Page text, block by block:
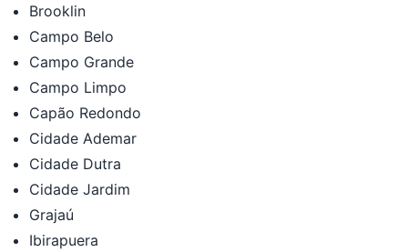
Brooklin
Campo Belo
Campo Grande
Campo Limpo
Capão Redondo
Cidade Ademar
Cidade Dutra
Cidade Jardim
Grajaú
Ibirapuera